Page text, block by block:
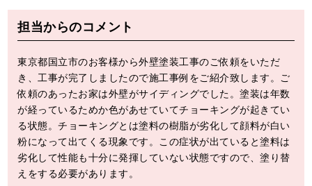
担当からのコメント
東京都国立市のお客様から外壁塗装工事のご依頼をいただ
き、工事が完了しましたので施工事例をご紹介致します。ご
依頼のあったお家は外壁がサイディングでした。塗装は年数
が経っているためか色があせていてチョーキングが起きてい
る状態。チョーキングとは塗料の樹脂が劣化して顔料が白い
粉になって出てくる現象です。この症状が出ていると塗料は
劣化して性能も十分に発揮していない状態ですので、塗り替
えをする必要があります。